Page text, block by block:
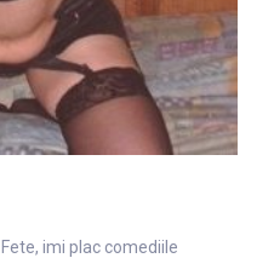
Fete, imi plac comediile